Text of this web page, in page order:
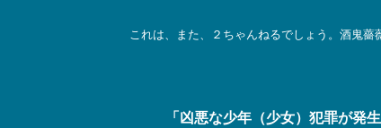
これは、また、２ちゃんねるでしょう。酒鬼
「凶悪な少年（少女）犯罪が発